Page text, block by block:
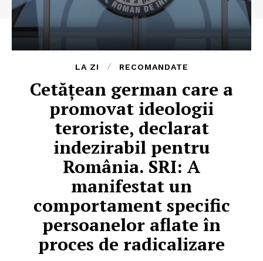
LA ZI RECOMANDATE
Cetățean german care a
promovat ideologii
teroriste, declarat
indezirabil pentru
România. SRI: A
manifestat un
comportament specific
persoanelor aflate în
proces de radicalizare